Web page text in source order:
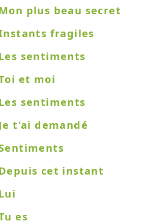
plus beau secret
fragiles
sentiments
et moi
sentiments
t'ai demandé
cet instant
es